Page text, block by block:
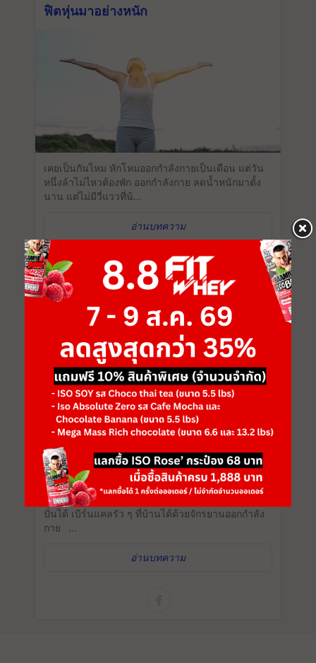
ฟิตหุ่นมาอย่างหนัก
เคยเป็นกันไหม หักโหมออกกำลังกายเป็นเดือน แต่วัน
หนึ่งล้าไม่ไหวต้องพัก ออกกำลังกาย ลดน้ำหนักมาตั้ง
นาน แต่ไม่มีวี่แววที่น้...
อ่านบทความ
คาดิโอปั่นจักรยานออกกำลังกายให้หุ่น
สวย อยู่บ้านก็ปั่นได้
คาดิโอปั่นจักรยานออกกำลังกายให้หุ่นสวย อยู่บ้านก็
ปั่นได้ เบิร์นแคลรัว ๆ ที่บ้านได้ด้วยจักรยานออกกำลัง
กาย ...
อ่านบทความ